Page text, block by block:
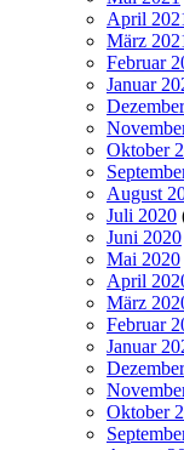
April
März
Februar
Januar
Oktober
August
Juli 2020
Juni 2020
Mai 2020
April
März
Februar
Januar
Oktober